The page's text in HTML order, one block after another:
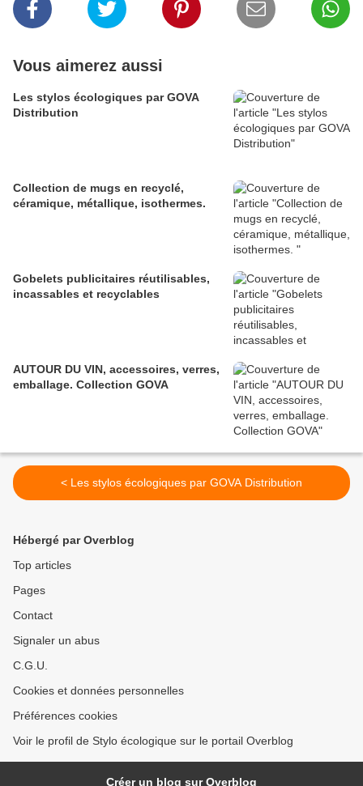
Vous aimerez aussi
Les stylos écologiques par GOVA
Distribution
Collection de mugs en recyclé,
céramique, métallique, isothermes.
Gobelets publicitaires réutilisables,
incassables et recyclables
AUTOUR DU VIN, accessoires, verres,
emballage. Collection GOVA
< Les stylos écologiques par GOVA Distribution
Hébergé par Overblog
Top articles
Pages
Contact
Signaler un abus
C.G.U.
Cookies et données personnelles
Préférences cookies
Voir le profil de Stylo écologique sur le portail Overblog
Créer un blog sur Overblog